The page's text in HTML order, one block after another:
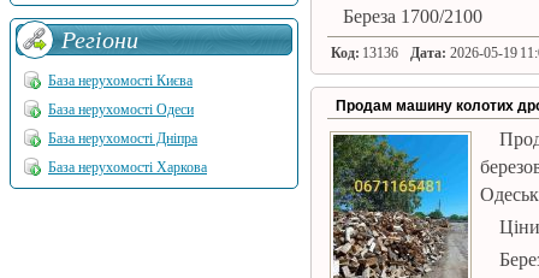
Береза ​​1700/2100
Код: 13136 Дата: 2026-05-19
Продам машину колотих
Регіони
База нерухомості Києва
База нерухомості Одеси
База нерухомості Дніпра
База нерухомості Харкова